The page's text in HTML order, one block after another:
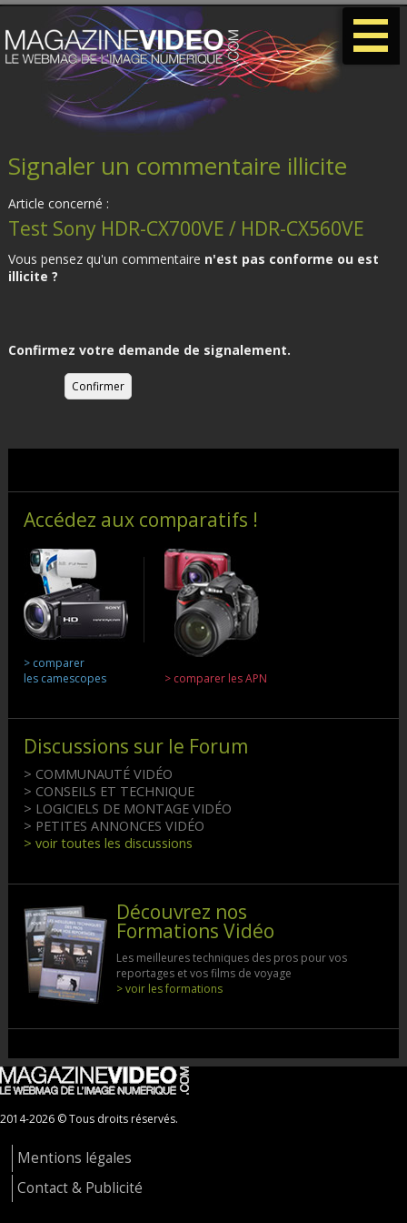
Signaler un commentaire illicite
Article concerné :
Test Sony HDR-CX700VE / HDR-CX560VE
Vous pensez qu'un commentaire n'est pas conforme ou est
illicite ?
Confirmez votre demande de signalement.
Accédez aux comparatifs !
> comparer
les camescopes
> comparer les APN
Discussions sur le Forum
> COMMUNAUTÉ VIDÉO
> CONSEILS ET TECHNIQUE
> LOGICIELS DE MONTAGE VIDÉO
> PETITES ANNONCES VIDÉO
> voir toutes les discussions
Découvrez nos
Formations Vidéo
Les meilleures techniques des pros pour vos
reportages et vos films de voyage
> voir les formations
2014-2026 © Tous droits réservés.
Mentions légales
Contact & Publicité
-
-
-